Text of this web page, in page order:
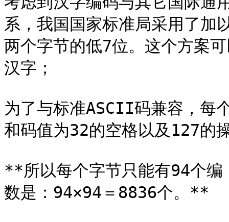
系，我国国家标准局采用了加
两个字节的低7位。这个方案
汉字；
为了与标准ASCII码兼容，每
和码值为32的空格以及127的
**所以每个字节只能有94个
数是：94×94＝8836个。**